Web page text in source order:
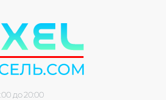
до 20:00